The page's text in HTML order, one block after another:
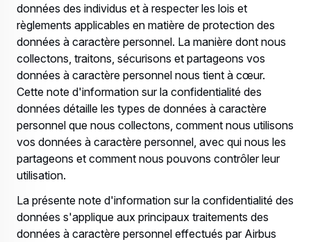
données des individus et à respecter les lois et
règlements applicables en matière de protection des
données à caractère personnel. La manière dont nous
collectons, traitons, sécurisons et partageons vos
données à caractère personnel nous tient à cœur.
Cette note d'information sur la confidentialité des
données détaille les types de données à caractère
personnel que nous collectons, comment nous utilisons
vos données à caractère personnel, avec qui nous les
partageons et comment nous pouvons contrôler leur
utilisation.
La présente note d'information sur la confidentialité des
données s'applique aux principaux traitements des
données à caractère personnel effectués par Airbus